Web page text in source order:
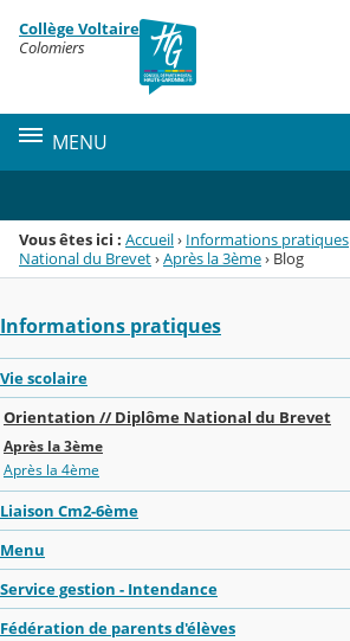
Menu de la rubrique
Contenu
Collège Voltaire
Colomiers
MENU
Vous êtes ici : Accueil› Informations pratiques
National du Brevet›Après la 3ème› Blog
Informations pratiques
Vie scolaire
Orientation // Diplôme National du Brevet
Après la 3ème
Après la 4ème
Liaison Cm2-6ème
Menu
Service gestion - Intendance
Fédération de parents d'élèves